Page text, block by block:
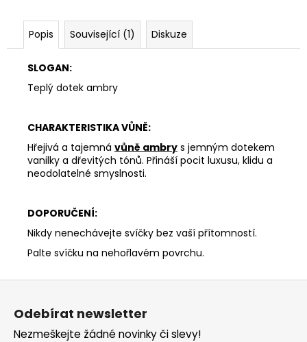
Popis Související (1) Diskuze
SLOGAN:
Teplý dotek ambry
CHARAKTERISTIKA VŮNĚ:
Hřejivá a tajemná vůně ambry s jemným dotekem
vanilky a dřevitých tónů. Přináší pocit luxusu, klidu a
neodolatelné smyslnosti.
DOPORUČENÍ:
Nikdy nenechávejte svíčky bez vaší přítomností.
Palte svíčku na nehořlavém povrchu.
LÍPY
Z
Odebírat newsletter
Nezmeškejte žádné novinky či slevy!